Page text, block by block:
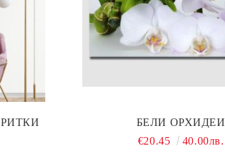
БЕЛИ ОРХИДЕИ
€20.45
40.00лв.